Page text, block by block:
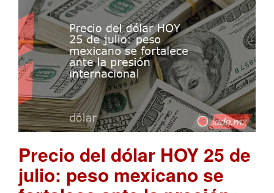
Precio del dólar HOY 25 de
julio: peso mexicano se